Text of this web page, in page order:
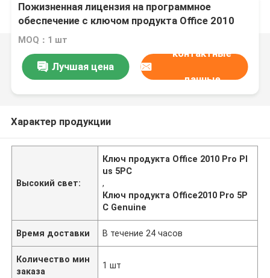
Пожизненная лицензия на программное
обеспечение с ключом продукта Office 2010
Pro Plus 5 для ПК
MOQ：1 шт
Лучшая цена
контактные
данные
Характер продукции
Высокий свет:
Ключ продукта Office 2010 Pro Pl
us 5PC
,
Ключ продукта Office2010 Pro 5P
C Genuine
Время доставки В течение 24 часов
Количество мин
заказа
1 шт